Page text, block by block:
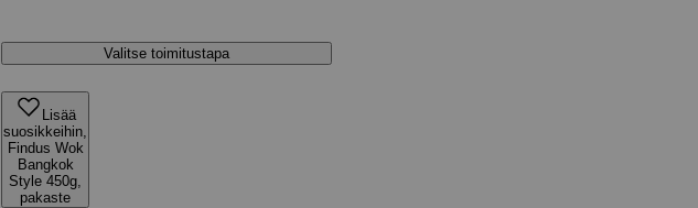
Valitse toimitustapa
Lisää
suosikkeihin,
Findus Wok
Bangkok
Style 450g,
pakaste